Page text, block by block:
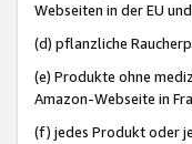
Webseiten in der EU
(d) pflanzliche
(e) Produkte ohne
Amazon-Webseite in
(f) jedes Produkt oder